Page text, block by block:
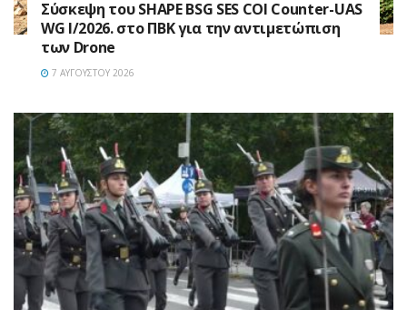
Σύσκεψη του SHAPE BSG SES COI Counter-UAS
WG I/2026. στο ΠΒΚ για την αντιμετώπιση
των Drone
7 ΑΥΓΟΎΣΤΟΥ 2026